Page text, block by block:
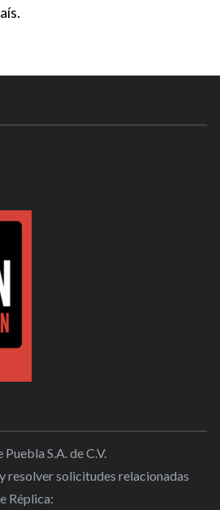
S.A. de C.V.
resolver solicitudes relacionadas
Réplica: